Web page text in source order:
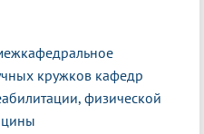
кружков кафедр
физической